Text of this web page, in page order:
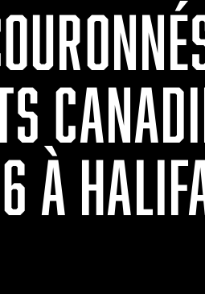
À